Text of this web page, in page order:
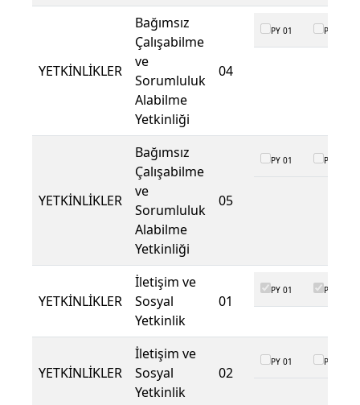
YETKİNLİKLER
Bağımsız
Çalışabilme
ve
Sorumluluk
Alabilme
Yetkinliği
04
PY 01 PY 02
YETKİNLİKLER
Bağımsız
Çalışabilme
ve
Sorumluluk
Alabilme
Yetkinliği
05
PY 01 PY 02
YETKİNLİKLER
İletişim ve
Sosyal
Yetkinlik
01
PY 01 PY 02
YETKİNLİKLER
İletişim ve
Sosyal
Yetkinlik
02
PY 01 PY 02